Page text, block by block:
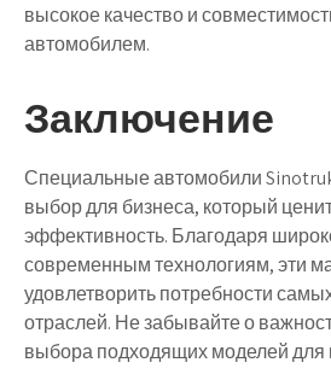
высокое качество и
автомобилем.
Заключение
Специальные автомобили
выбор для бизнеса, который
эффективность. Благодаря
современным технологиям, эти
удовлетворить потребности
отраслей. Не забывайте о
выбора подходящих моделей для